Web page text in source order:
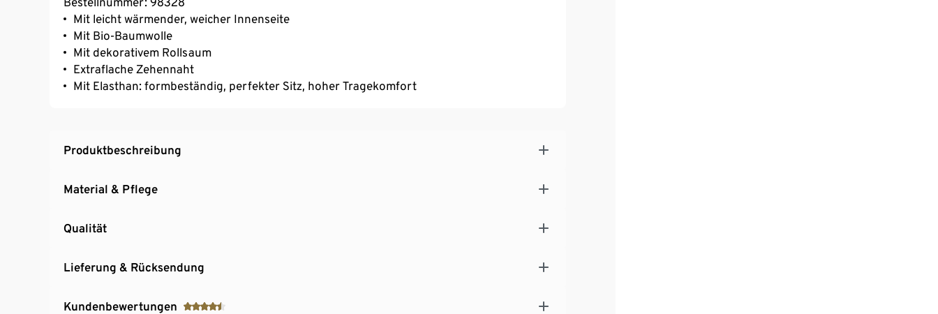
Mit leicht wärmender, weicher Innenseite
Mit Bio-Baumwolle
Mit dekorativem Rollsaum
Extraflache Zehennaht
Mit Elasthan: formbeständig, perfekter Sitz, hoher Tragekomfort
Produktbeschreibung
Material & Pflege
Qualität
Lieferung & Rücksendung
Kundenbewertungen